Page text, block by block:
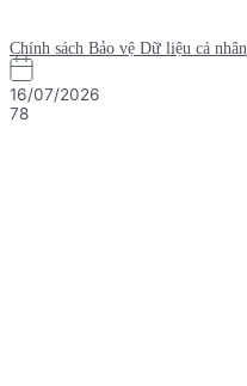
Chính sách Bảo vệ Dữ liệu cá nhân
16/07/2026
78